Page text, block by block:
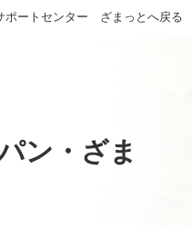
ポートセンター ざまっとへ戻る
ン・ざま